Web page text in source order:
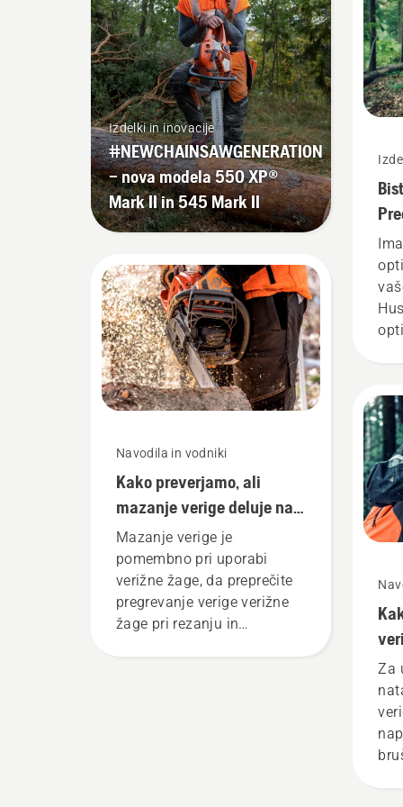
Izdelki in inovacije
#NEWCHAINSAWGENERATION
– nova modela 550 XP®
Mark II in 545 Mark II
Navodila in vodniki
Kako preverjamo, ali
mazanje verige deluje na
verižni žagi
Mazanje verige je
pomembno pri uporabi
verižne žage, da preprečite
pregrevanje verige verižne
žage pri rezanju in
X-
Za